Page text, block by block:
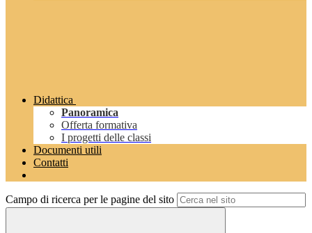
Didattica
Panoramica
Offerta formativa
I progetti delle classi
Documenti utili
Contatti
Campo di ricerca per le pagine del sito